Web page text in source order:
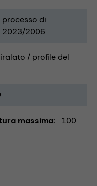
processo di
2023/2006
/ profile del
massima 100